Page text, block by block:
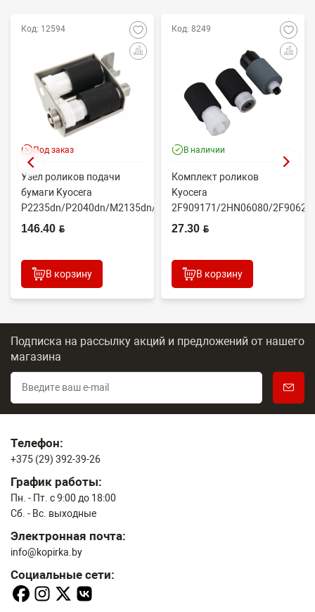
Код: 12594
Под заказ
Узел роликов подачи
бумаги Kyocera
P2235dn/P2040dn/M2135dn/M2635dn/M2735dw/M2040dn
(O...
146.40 BYN
В корзину
Код: 8249
В наличии
Комплект роликов
Kyocera
2F909171/2HN06080/
(CET7806)
27.30 BYN
В корзину
Подписка на рассылку акций и предложений от нашего
магазина
Телефон:
+375 (29) 392-39-26
График работы:
Пн. - Пт. с 9:00 до 18:00
Сб. - Вс. выходные
Электронная почта:
info@kopirka.by
Социальные сети: